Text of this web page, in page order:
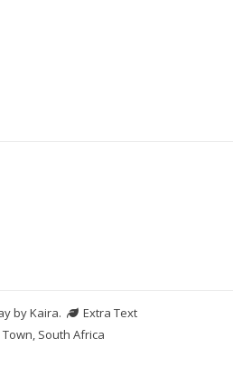
byKaira.
Extra Text
Town, South Africa